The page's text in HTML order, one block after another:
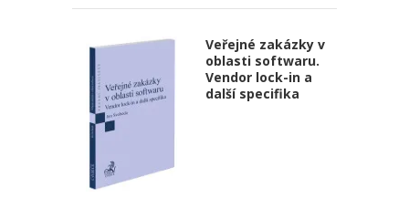
Veřejné zakázky v
oblasti softwaru.
Vendor lock-in a
další specifika